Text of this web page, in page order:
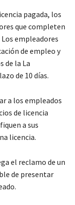
pagada, los
que completen
empleadores
de empleo y
de la La
de 10 días.
a los empleados
de licencia
a sus
licencia.
el reclamo de un
de presentar